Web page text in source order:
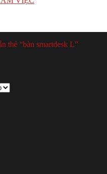
thẻ “bàn smartdesk L”